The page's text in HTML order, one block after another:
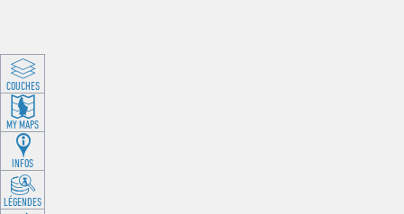
COUCHES
MY MAPS
INFOS
LÉGENDES